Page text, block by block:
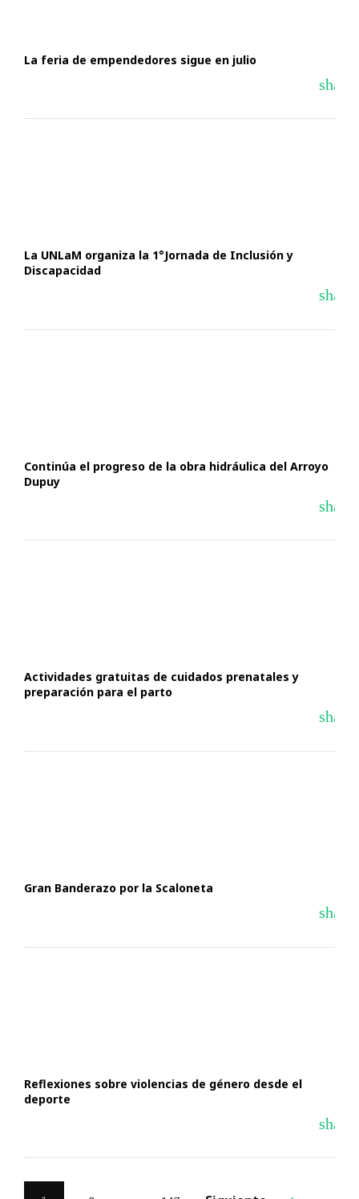
La feria de empendedores sigue en julio
share
La UNLaM organiza la 1°Jornada de Inclusión y
Discapacidad
share
Continúa el progreso de la obra hidráulica del Arroyo
Dupuy
share
Actividades gratuitas de cuidados prenatales y
preparación para el parto
share
Gran Banderazo por la Scaloneta
share
Reflexiones sobre violencias de género desde el
deporte
share